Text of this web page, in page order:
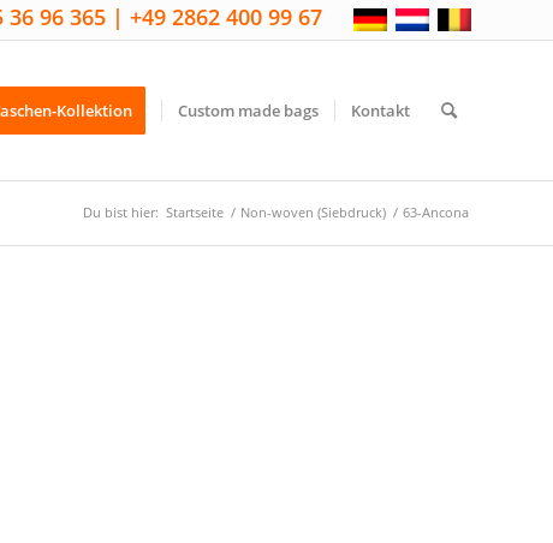
96 365 | +49 2862 400 99 67
Kollektion Custom made bags Kontakt
Du bist hier: Startseite / Non-woven (Siebdruck) / 63-Ancona